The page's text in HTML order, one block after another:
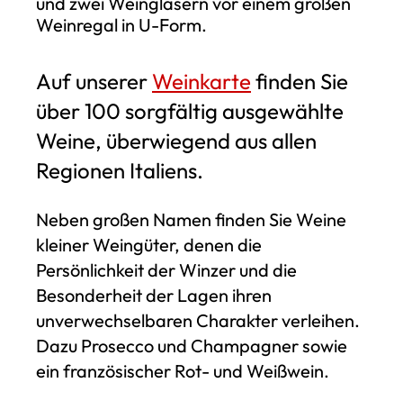
Auf unserer Weinkarte finden Sie
über 100 sorgfältig ausgewählte
Weine, überwiegend aus allen
Regionen Italiens.
Neben großen Namen finden Sie Weine
kleiner Weingüter, denen die
Persönlichkeit der Winzer und die
Besonderheit der Lagen ihren
unverwechselbaren Charakter verleihen.
Dazu Prosecco und Champagner sowie
ein französischer Rot- und Weißwein.